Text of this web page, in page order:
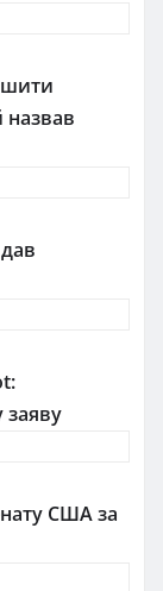
назвав
заяву
США за